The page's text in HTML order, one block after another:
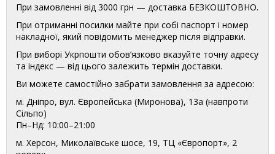
При замовленні від 3000 грн — доставка БЕЗКОШТОВНО.
При отриманні посилки майте при собі паспорт і номер
накладної, який повідомить менеджер після відправки.
При виборі Укрпошти обов’язково вказуйте точну адресу
та індекс — від цього залежить термін доставки.
Ви можете самостійно забрати замовлення за адресою:
м. Дніпро, вул. Європейська (Миронова), 13а (навпроти
Сільпо)
Пн–Нд: 10:00–21:00
м. Херсон, Миколаївське шосе, 19, ТЦ «Європорт», 2